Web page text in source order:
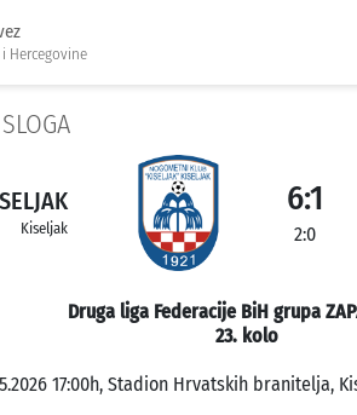
Hercegovine
Kiseljak
6:1
2:0
Druga liga Federacije BiH grupa
23. kolo
17:00h, Stadion Hrvatskih branitelja,